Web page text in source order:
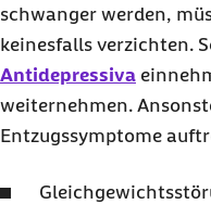
schwanger werden,
keinesfalls verzichten.
Antidepressiva
weiternehmen.
Entzugssymptome